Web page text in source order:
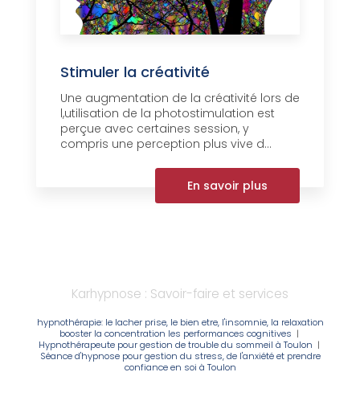
Stimuler la créativité
Une augmentation de la créativité lors de
l,utilisation de la photostimulation est
perçue avec certaines session, y
compris une perception plus vive d...
En savoir plus
Karhypnose : Savoir-faire et services
hypnothérapie: le lacher prise, le bien etre, l'insomnie, la relaxation
booster la concentration les performances cognitives |
Hypnothérapeute pour gestion de trouble du sommeil à Toulon |
Séance d'hypnose pour gestion du stress, de l'anxiété et prendre
confiance en soi à Toulon